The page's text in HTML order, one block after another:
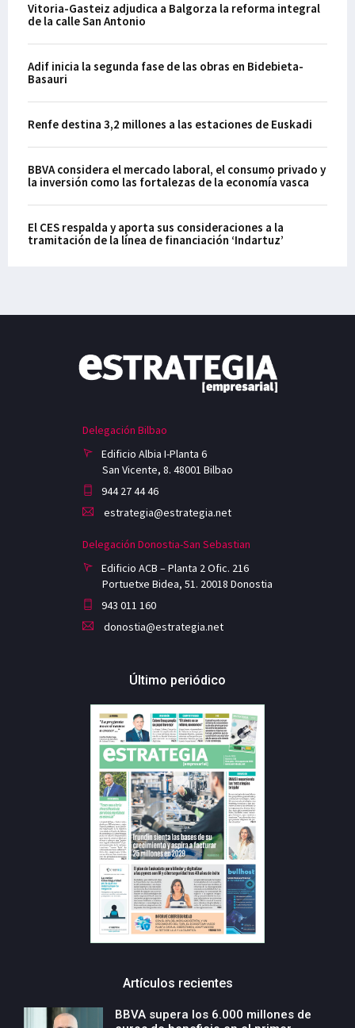
Vitoria-Gasteiz adjudica a Balgorza la reforma integral
de la calle San Antonio
Adif inicia la segunda fase de las obras en Bidebieta-
Basauri
Renfe destina 3,2 millones a las estaciones de Euskadi
BBVA considera el mercado laboral, el consumo privado y
la inversión como las fortalezas de la economía vasca
El CES respalda y aporta sus consideraciones a la
tramitación de la línea de financiación ‘Indartuz’
Delegación Bilbao
Edificio Albia I-Planta 6
San Vicente, 8. 48001 Bilbao
944 27 44 46
estrategia@estrategia.net
Delegación Donostia-San Sebastian
Edificio ACB – Planta 2 Ofic. 216
Portuetxe Bidea, 51. 20018 Donostia
943 011 160
donostia@estrategia.net
Último periódico
Artículos recientes
BBVA supera los 6.000 millones de